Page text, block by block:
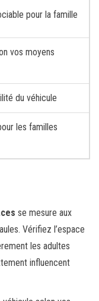
pour la famille
vos moyens
du véhicule
les familles
se mesure aux
Vérifiez l’espace
les adultes
influencent